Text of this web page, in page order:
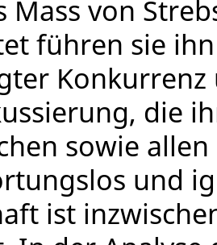
Mass von
führen sie
die
sowie
und
ist